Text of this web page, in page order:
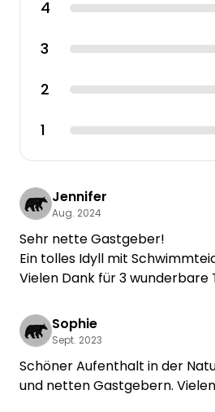
4
3
2
1
Jennifer
Aug. 2024
Sehr nette Gastgeber!
Ein tolles Idyll mit
Sophie
Sept. 2023
Schöner Aufenthalt in der
und netten Gastgebern.